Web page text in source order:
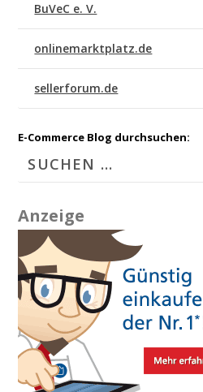
BuVeC e. V.
onlinemarktplatz.de
sellerforum.de
E-Commerce Blog durchsuchen:
Anzeige